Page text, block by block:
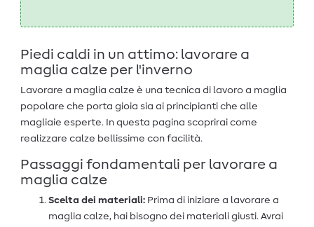
Piedi caldi in un attimo: lavorare a
maglia calze per l'inverno
Lavorare a maglia calze è una tecnica di lavoro a maglia
popolare che porta gioia sia ai principianti che alle
magliaie esperte. In questa pagina scoprirai come
realizzare calze bellissime con facilità.
Passaggi fondamentali per lavorare a
maglia calze
Scelta dei materiali: Prima di iniziare a lavorare a
maglia calze, hai bisogno dei materiali giusti. Avrai